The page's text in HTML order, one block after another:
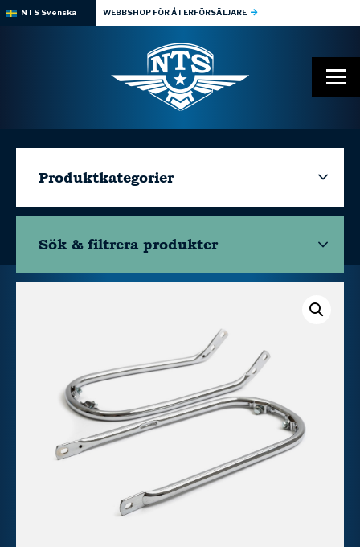
NTS Svenska WEBBSHOP FÖR ÅTERFÖRSÄLJARE
Produktkategorier
Sök & filtrera produkter